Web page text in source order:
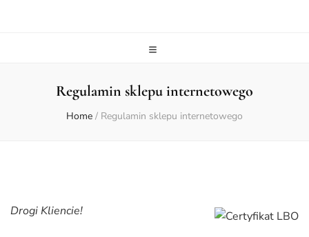
Regulamin sklepu internetowego
Home / Regulamin sklepu internetowego
Drogi Kliencie!